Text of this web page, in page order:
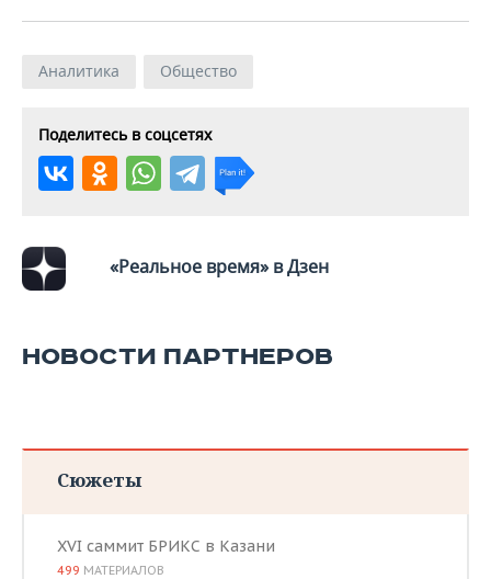
Аналитика Общество
Поделитесь в соцсетях
«Реальное время» в Дзен
НОВОСТИ ПАРТНЕРОВ
Сюжеты
XVI саммит БРИКС в Казани
499 МАТЕРИАЛОВ